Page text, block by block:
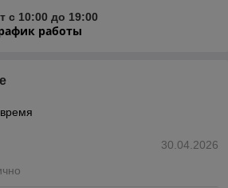
с 10:00 до 19:00
работы
30.04.2026